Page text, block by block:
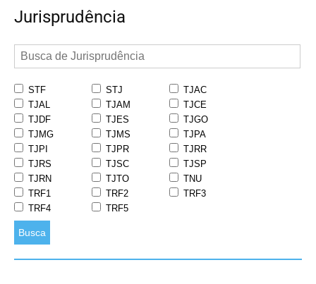
Jurisprudência
STF STJ
TJAC
TJAL
TJAM
TJCE
TJDF
TJES
TJGO
TJMG
TJMS
TJPA
TJPI
TJPR
TJRR
TJRS
TJSC
TJSP
TJRN
TJTO
TNU
TRF1
TRF2
TRF3
TRF4
TRF5
Busca